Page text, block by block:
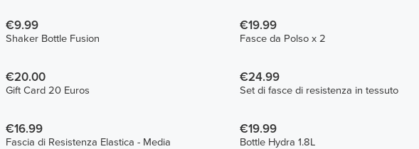
€9.99
Shaker Bottle Fusion
€19.99
Fasce da Polso x 2
€20.00
Gift Card 20 Euros
€24.99
Set di fasce di resistenza in tessuto
€16.99
Fascia di Resistenza Elastica - Media
€19.99
Bottle Hydra 1.8L